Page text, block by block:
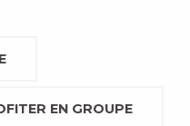
EN GROUPE